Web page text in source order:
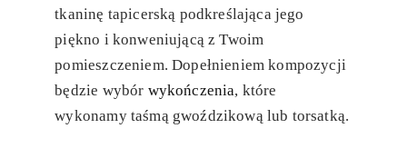
tkaninę tapicerską podkreślająca jego
piękno i konweniującą z Twoim
pomieszczeniem. Dopełnieniem kompozycji
będzie wybór wykończenia, które
wykonamy taśmą gwoździkową lub torsatką.